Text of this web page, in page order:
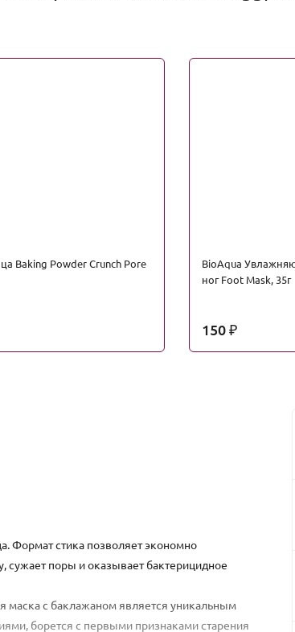
Baking Powder Crunch Pore
BioAqua
ног Foot Mask, 35г
150 ₽
Формат стика позволяет экономно
сужает поры и оказывает бактерицидное
маска с баклажаном является уникальным
борется с первыми признаками старения